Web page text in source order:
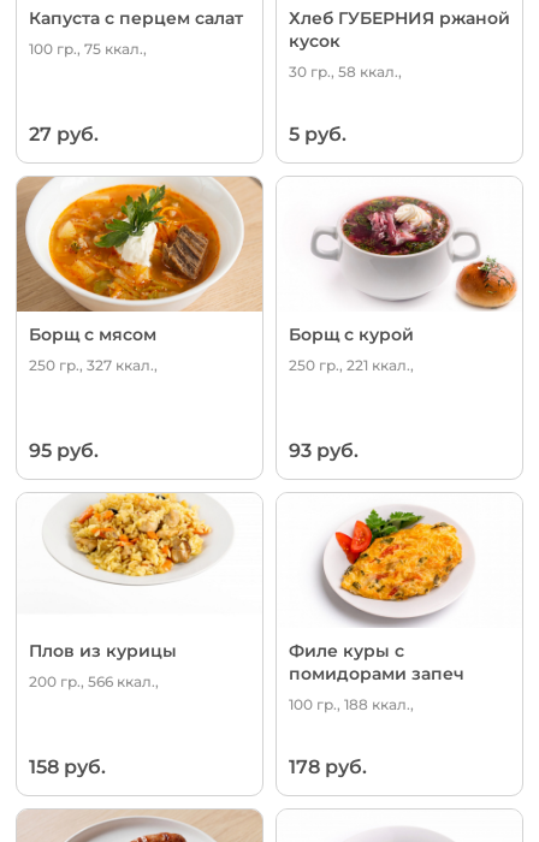
Капуста с перцем салат
100 гр., 75 ккал.,
27 руб.
Хлеб ГУБЕРНИЯ ржаной
кусок
30 гр., 58 ккал.,
5 руб.
Борщ с мясом
250 гр., 327 ккал.,
95 руб.
Борщ с курой
250 гр., 221 ккал.,
93 руб.
Плов из курицы
200 гр., 566 ккал.,
158 руб.
Филе куры с
помидорами запеч
100 гр., 188 ккал.,
178 руб.